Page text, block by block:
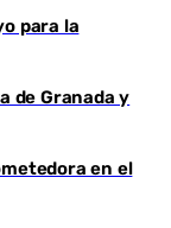
para la
de Granada y
en el